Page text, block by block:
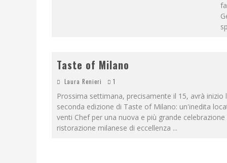
Taste of Milano
Laura Renieri 1
Prossima settimana, precisamente il 15, avrà inizio
seconda edizione di Taste of Milano: un'inedita
venti Chef per una nuova e più grande celebrazione
ristorazione milanese di eccellenza ...